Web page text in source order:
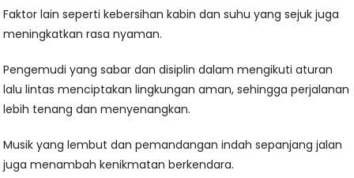
Faktor lain seperti kebersihan kabin dan suhu yang sejuk juga
meningkatkan rasa nyaman.
Pengemudi yang sabar dan disiplin dalam mengikuti aturan
lalu lintas menciptakan lingkungan aman, sehingga perjalanan
lebih tenang dan menyenangkan.
Musik yang lembut dan pemandangan indah sepanjang jalan
juga menambah kenikmatan berkendara.